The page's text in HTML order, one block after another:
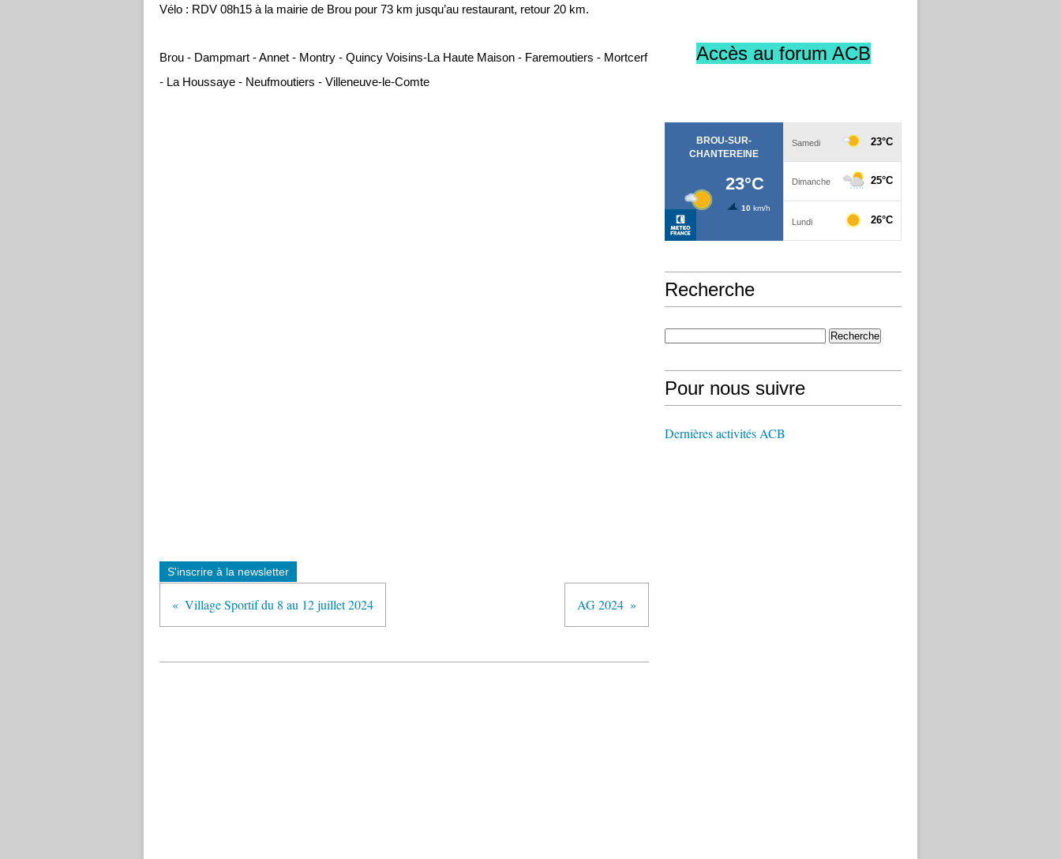
Vélo : RDV 08h15 à la mairie de Brou pour 73 km jusqu’au restaurant, retour 20 km.
Brou - Dampmart - Annet - Montry - Quincy Voisins-La Haute Maison - Faremoutiers - Mortcerf
- La Houssaye - Neufmoutiers - Villeneuve-le-Comte
S'inscrire à la newsletter
Village Sportif du 8 au 12 juillet 2024 AG 2024
Accès au forum ACB
Recherche
Pour nous suivre
Dernières activités ACB